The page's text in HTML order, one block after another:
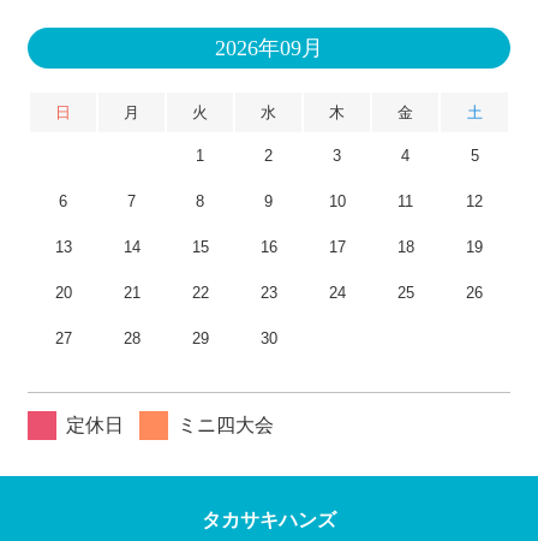
2026年09月
日 月 火 水 木 金 土
1 2 3 4 5
6 7 8 9 10 11 12
13 14 15 16 17 18 19
20 21 22 23 24 25 26
27 28 29 30
定休日 ミニ四大会
タカサキハンズ